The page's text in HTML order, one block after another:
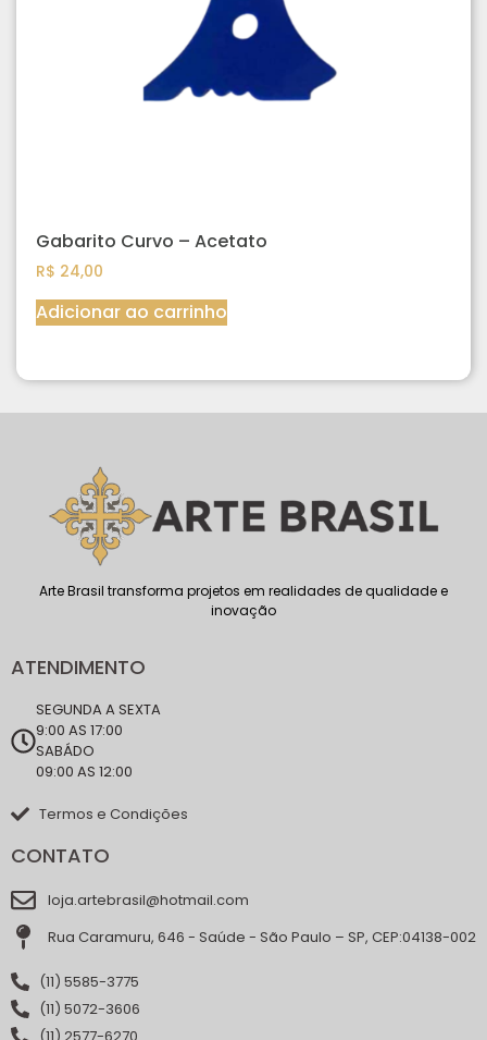
Gabarito Curvo – Acetato
R$ 24,00
Adicionar ao carrinho
Arte Brasil transforma projetos em realidades de qualidade e
inovação
ATENDIMENTO
SEGUNDA A SEXTA
9:00 AS 17:00
SABÁDO
09:00 AS 12:00
Termos e Condições
CONTATO
loja.artebrasil@hotmail.com
Rua Caramuru, 646 - Saúde - São Paulo – SP, CEP:04138-002
(11) 5585-3775
(11) 5072-3606